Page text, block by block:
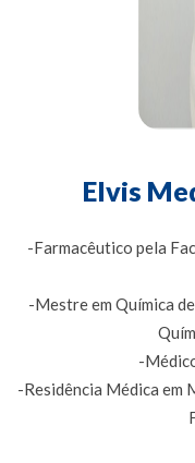
Elvis
-Farmacêutico pela
-Mestre em Química
-
-Residência Médica em